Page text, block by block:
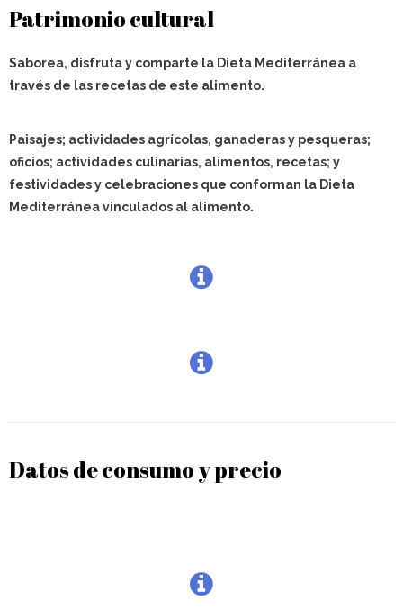
Patrimonio cultural
Saborea, disfruta y comparte la Dieta Mediterránea a
través de las recetas de este alimento.
Paisajes; actividades agrícolas, ganaderas y pesqueras;
oficios; actividades culinarias, alimentos, recetas; y
festividades y celebraciones que conforman la Dieta
Mediterránea vinculados al alimento.
Datos de consumo y precio